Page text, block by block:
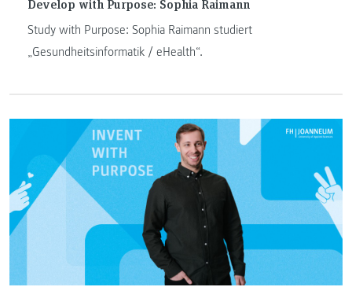
Develop with Purpose: Sophia Raimann
Study with Purpose: Sophia Raimann studiert
„Gesundheitsinformatik / eHealth“.